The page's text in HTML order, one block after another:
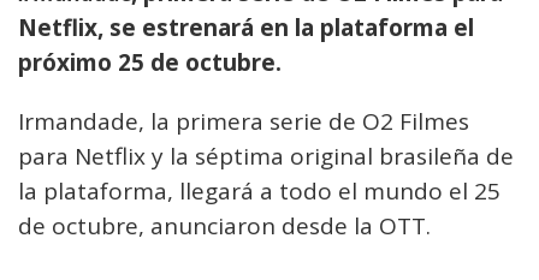
Netflix, se estrenará en la plataforma el
próximo 25 de octubre.
Irmandade, la primera serie de O2 Filmes
para Netflix y la séptima original brasileña de
la plataforma, llegará a todo el mundo el 25
de octubre, anunciaron desde la OTT.